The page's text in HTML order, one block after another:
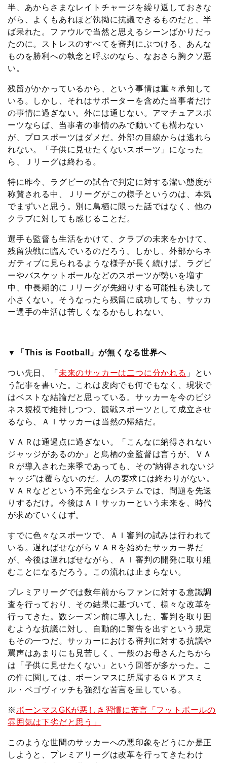
半、あからさまなレイトチャージを繰り返しておきな
がら、よくもあれほど執拗に抗議できるものだと、半
ば呆れた。ファウルで当然と思えるシーンばかりだっ
たのに。ストレスのすべてを審判にぶつける、あんな
ものを勝利への執念と呼ぶのなら、なおさら胸クソ悪
い。
残留がかかっているから、という事情は重々承知して
いる。しかし、それはサポーターを含めた当事者だけ
の事情に過ぎない。外には通じない。アマチュアスポ
ーツならば、当事者の事情のみで動いても構わない
が、プロスポーツはダメだ。外部の目線からは逃れら
れない。「子供に見せたくないスポーツ」になった
ら、Ｊリーグは終わる。
特に昨今、ラグビーの試合で判定に対する潔い態度が
称賛される中、Ｊリーグがこの様子というのは、本気
でまずいと思う。別に鳥栖に限った話ではなく、他の
クラブに対しても感じることだ。
選手も監督も生活をかけて、クラブの未来をかけて、
残留決戦に臨んでいるのだろう。しかし、外部からネ
ガティブに見られるような様子が長く続けば、ラグビ
ーやバスケットボールなどのスポーツが勢いを増す
中、中長期的にＪリーグが先細りする可能性も決して
小さくない。そうなったら残留に成功しても、サッカ
ー選手の生活は苦しくなるかもしれない。
▼「This is Football」が無くなる世界へ
つい先日、「 未来のサッカーは二つに分かれる 」とい
う記事を書いた。これは皮肉でも何でもなく、現状で
はベストな結論だと思っている。サッカーを今のビジ
ネス規模で維持しつつ、観戦スポーツとして成立させ
るなら、ＡＩサッカーは当然の帰結だ。
ＶＡＲは通過点に過ぎない。「こんなに納得されない
ジャッジがあるのか」と鳥栖の金監督は言うが、ＶＡ
Ｒが導入された来季であっても、その“納得されないジ
ャッジ”は覆らないのだ。人の要求には終わりがない。
ＶＡＲなどという不完全なシステムでは、問題を先送
りするだけ。今後はＡＩサッカーという未来を、時代
が求めていくはず。
すでに色々なスポーツで、ＡＩ審判の試みは行われて
いる。遅ればせながらＶＡＲを始めたサッカー界だ
が、今後は遅ればせながら、ＡＩ審判の開発に取り組
むことになるだろう。この流れは止まらない。
プレミアリーグでは数年前からファンに対する意識調
査を行っており、その結果に基づいて、様々な改革を
行ってきた。数シーズン前に導入した、審判を取り囲
むような抗議に対し、自動的に警告を出すという規定
もその一つだ。サッカーにおける審判に対する抗議や
罵声はあまりにも見苦しく、一般のお母さんたちから
は「子供に見せたくない」という回答が多かった。こ
の件に関しては、ボーンマスに所属するＧＫアスミ
ル・ベゴヴィッチも強烈な苦言を呈している。
※ ボーンマスGKが悪しき習慣に苦言「フットボールの
雰囲気は下劣だと思う」
このような世間のサッカーへの悪印象をどうにか是正
しようと、プレミアリーグは改革を行ってきたわけ